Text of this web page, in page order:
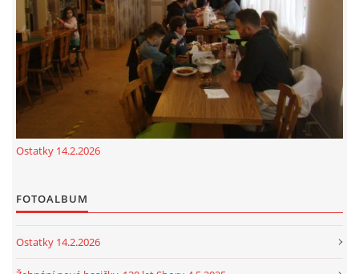
cenekji@seznam.cz
© 2026 eStránky.cz | RSS|Tisk| Nahoru ↑
Ostatky 14.2.2026
FOTOALBUM
Ostatky 14.2.2026